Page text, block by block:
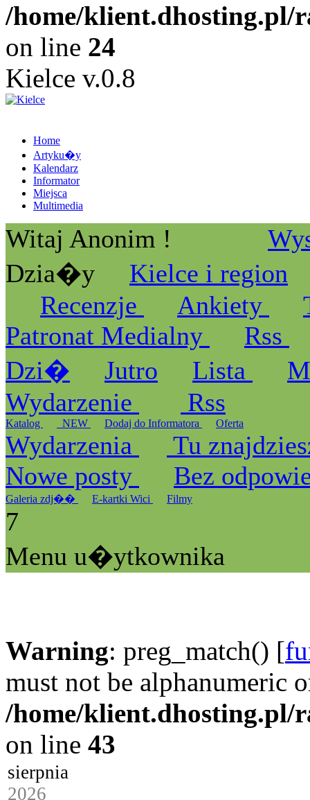
/home/klient.dhosting.pl/
on line 24
Kielce v.0.8
Home
Artyku�y
Kalendarz
Informator
Miejsca
Multimedia
Witaj Anonim !
Dzia�y
Kielce i region
Recenzje
Ankiety
Patronat Medialny
Rss
Dzi�
Jutro Lista
Wydarzenie
Rss
Katalog _NEW Dodaj do Informatora Oferta
Wydarzenia
Tu
Nowe posty
Bez
Galeria zdj�� E-kartki Wici Filmy
7
Menu u�ytkownika
Warning: preg_match() [
must not be alphanumeric
/home/klient.dhosting.pl/
on line 43
sierpnia
2026